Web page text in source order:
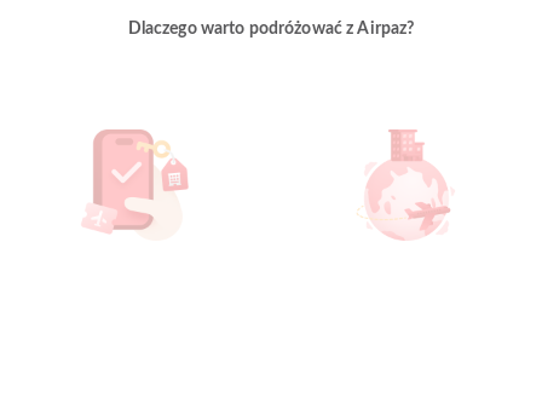
Dlaczego warto podróżować z Airpaz?